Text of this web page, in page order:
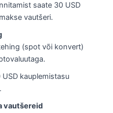
saate 30 USD
vautšeri.
(spot või konvert)
kauplemistasu
vautšereid